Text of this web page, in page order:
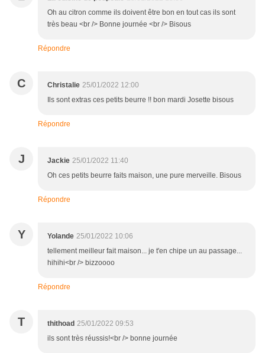
Oh au citron comme ils doivent être bon en tout cas ils sont
très beau <br /> Bonne journée <br /> Bisous
Répondre
C Christalie 25/01/2022 12:00
Ils sont extras ces petits beurre !! bon mardi Josette bisous
Répondre
J Jackie 25/01/2022 11:40
Oh ces petits beurre faits maison, une pure merveille. Bisous
Répondre
Y Yolande 25/01/2022 10:06
tellement meilleur fait maison... je t'en chipe un au passage...
hihihi<br /> bizzoooo
Répondre
T thithoad 25/01/2022 09:53
ils sont très réussis!<br /> bonne journée